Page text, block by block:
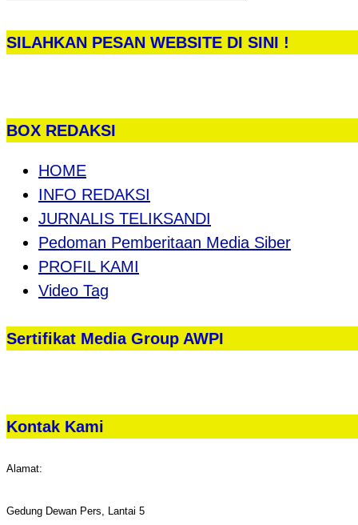
SILAHKAN PESAN WEBSITE DI SINI !
BOX REDAKSI
HOME
INFO REDAKSI
JURNALIS TELIKSANDI
Pedoman Pemberitaan Media Siber
PROFIL KAMI
Video Tag
Sertifikat Media Group AWPI
Kontak Kami
Alamat:
Gedung Dewan Pers, Lantai 5